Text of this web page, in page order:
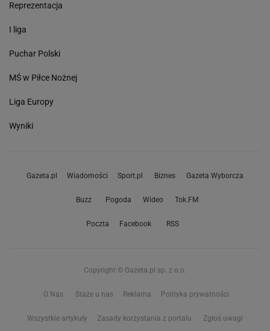
Reprezentacja
I liga
Puchar Polski
MŚ w Piłce Nożnej
Liga Europy
Wyniki
Gazeta.pl Wiadomości Sport.pl Biznes Gazeta Wyborcza
Buzz Pogoda Wideo Tok.FM
Poczta Facebook RSS
Copyright © Gazeta.pl sp. z o.o.
O Nas Staże u nas Reklama Polityka prywatności
Wszystkie artykuły Zasady korzystania z portalu Zgłoś uwagi